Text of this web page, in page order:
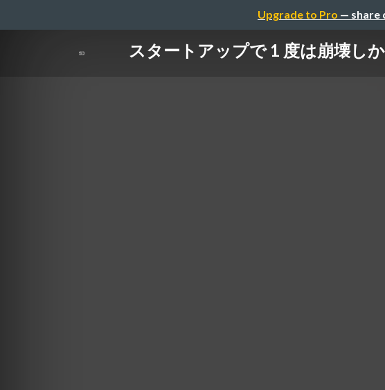
Upgrade to Pro — share
スタートアップで 1 度は崩壊し